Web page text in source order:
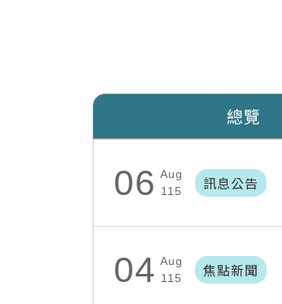
總覽
06 Aug
115
訊息公告
04 Aug
115
焦點新聞